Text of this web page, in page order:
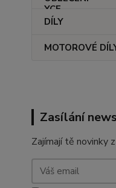
DÍLY
MOTOROVÉ
Zasílání
Zajímají tě novinky